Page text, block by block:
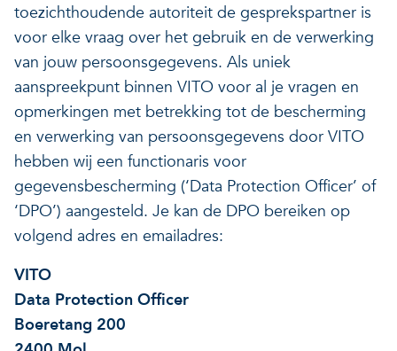
toezichthoudende autoriteit de gesprekspartner is
voor elke vraag over het gebruik en de verwerking
van jouw persoonsgegevens. Als uniek
aanspreekpunt binnen VITO voor al je vragen en
opmerkingen met betrekking tot de bescherming
en verwerking van persoonsgegevens door VITO
hebben wij een functionaris voor
gegevensbescherming (‘Data Protection Officer’ of
‘DPO’) aangesteld. Je kan de DPO bereiken op
volgend adres en emailadres:
VITO
Data Protection Officer
Boeretang 200